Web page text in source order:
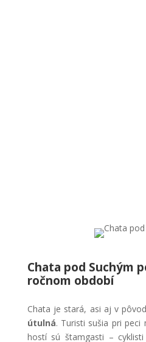
Chata pod Suchým
ročnom období
Chata je stará, asi aj v
útulná. Turisti sušia pri peci
hostí sú štamgasti –